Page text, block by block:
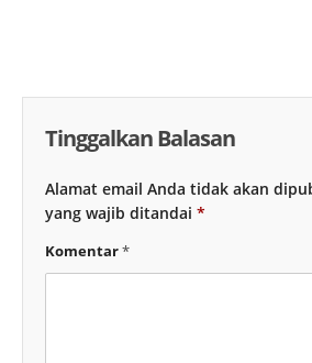
Tinggalkan Balasan
Alamat email Anda tidak akan
yang wajib ditandai *
Komentar*